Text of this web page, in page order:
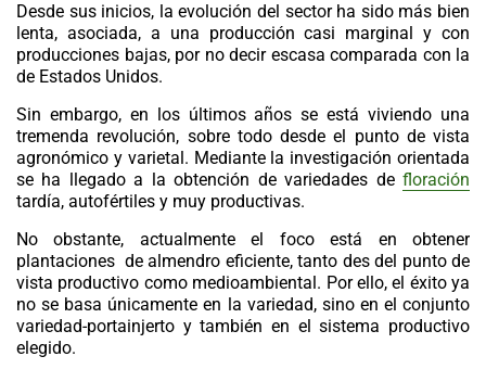
Desde sus inicios, la evolución del sector ha sido más bien
lenta, asociada, a una producción casi marginal y con
producciones bajas, por no decir escasa comparada con la
de Estados Unidos.
Sin embargo, en los últimos años se está viviendo una
tremenda revolución, sobre todo desde el punto de vista
agronómico y varietal. Mediante la investigación orientada
se ha llegado a la obtención de variedades de floración
tardía, autofértiles y muy productivas.
No obstante, actualmente el foco está en obtener
plantaciones de almendro eficiente, tanto des del punto de
vista productivo como medioambiental. Por ello, el éxito ya
no se basa únicamente en la variedad, sino en el conjunto
variedad-portainjerto y también en el sistema productivo
elegido.